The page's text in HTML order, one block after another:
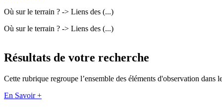
Où sur le terrain ? -> Liens des (...)
Où sur le terrain ? -> Liens des (...)
Résultats de votre recherche
Cette rubrique regroupe l’ensemble des éléments d'observation
En Savoir +